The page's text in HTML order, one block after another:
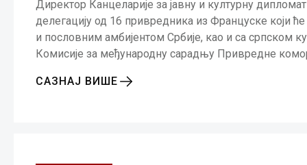
Директор Канцеларије за јавну и културну
делегацију од 16 привредника из Француске који
и пословним амбијентом Србије, као и са српском
Комисије за међународну сарадњу Привредне
САЗНАЈ ВИШЕ